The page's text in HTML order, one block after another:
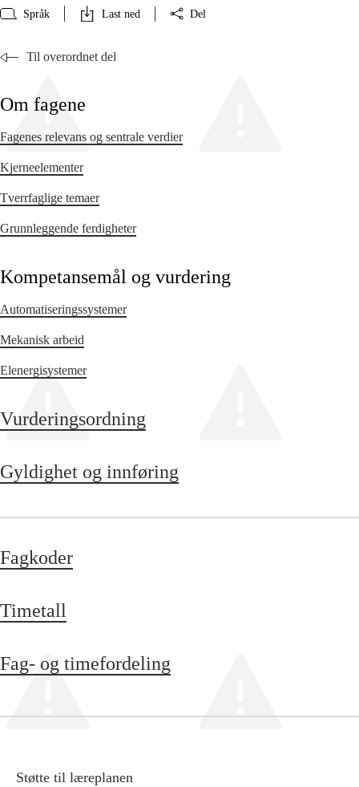
Språk Last ned Del
Til overordnet del
Om fagene
Fagenes relevans og sentrale verdier
Kjerneelementer
Tverrfaglige temaer
Grunnleggende ferdigheter
Kompetansemål og vurdering
Automatiseringssystemer
Mekanisk arbeid
Elenergisystemer
Vurderingsordning
Gyldighet og innføring
Fagkoder
Timetall
Fag- og timefordeling
Støtte til læreplanen